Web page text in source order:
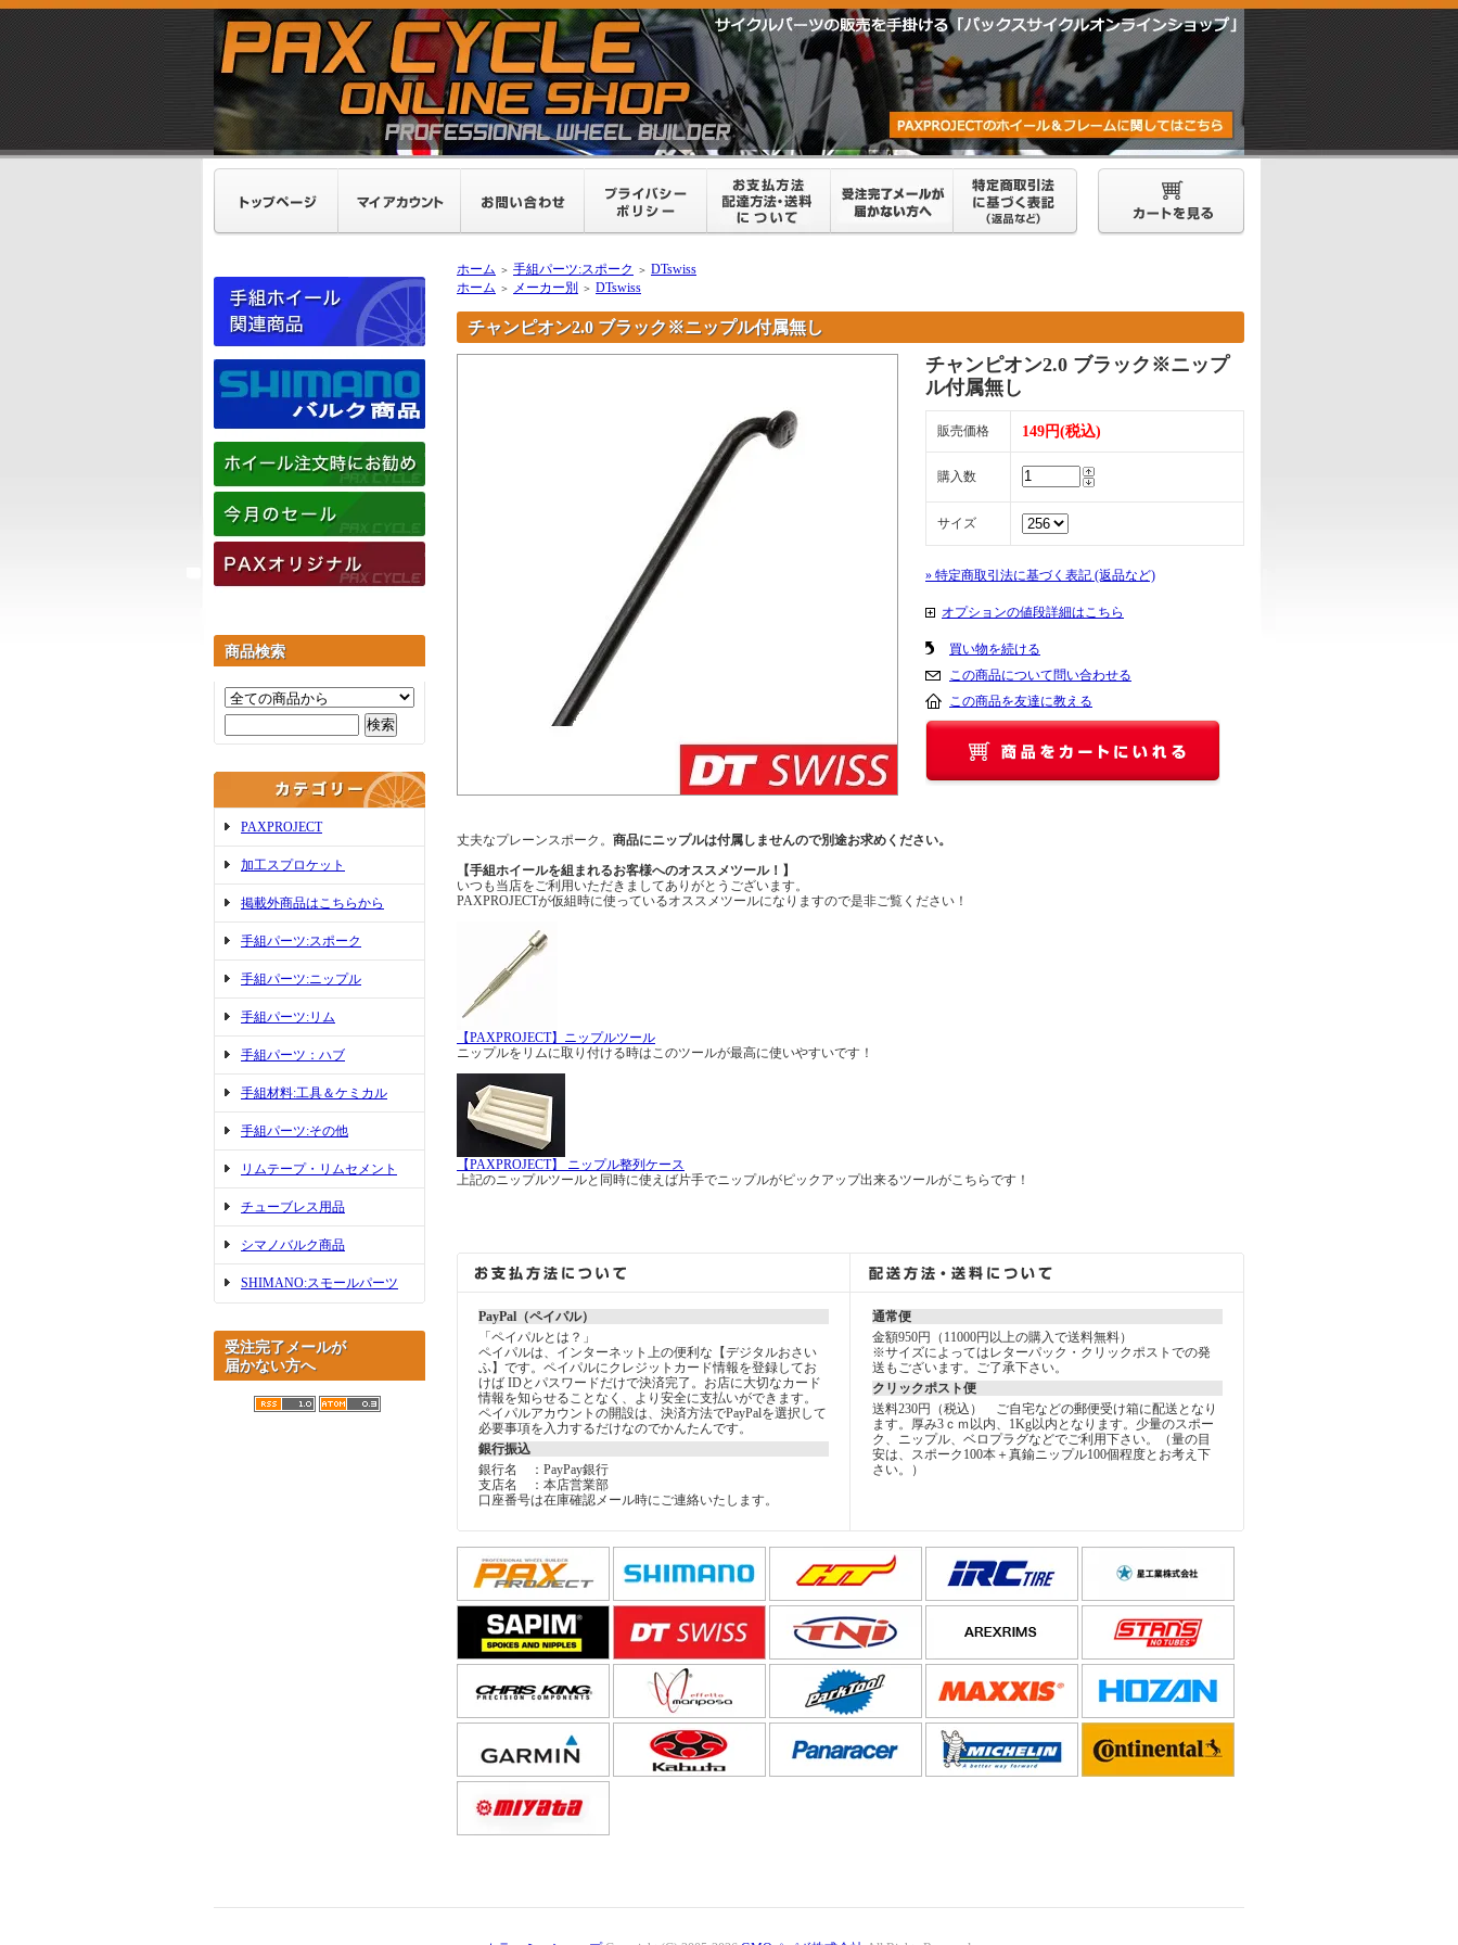
商品検索
PAXPROJECT
加工スプロケット
掲載外商品はこちらから
手組パーツ:スポーク
手組パーツ:ニップル
手組パーツ:リム
手組パーツ：ハブ
手組材料:工具＆ケミカル
手組パーツ:その他
リムテープ・リムセメント
チューブレス用品
シマノバルク商品
SHIMANO:スモールパーツ
受注完了メールが
届かない方へ
ホーム ＞ 手組パーツ:スポーク ＞ DTswiss
ホーム ＞ メーカー別 ＞ DTswiss
チャンピオン2.0 ブラック※ニップル付属無し
チャンピオン2.0 ブラック※ニップ
ル付属無し
販売価格 149円(税込)
購入数
サイズ
» 特定商取引法に基づく表記 (返品など)
オプションの値段詳細はこちら
買い物を続ける
この商品について問い合わせる
この商品を友達に教える
丈夫なプレーンスポーク。 商品にニップルは付属しませんので別途お求めください。
【手組ホイールを組まれるお客様へのオススメツール！】
いつも当店をご利用いただきましてありがとうございます。
PAXPROJECTが仮組時に使っているオススメツールになりますので是非ご覧ください！
【PAXPROJECT】ニップルツール
ニップルをリムに取り付ける時はこのツールが最高に使いやすいです！
【PAXPROJECT】 ニップル整列ケース
上記のニップルツールと同時に使えば片手でニップルがピックアップ出来るツールがこちらです！
PayPal（ペイパル）
「ペイパルとは？」
ペイパルは、インターネット上の便利な【デジタルおさい
ふ】です。ペイパルにクレジットカード情報を登録してお
けば IDとパスワードだけで決済完了。お店に大切なカード
情報を知らせることなく、より安全に支払いができます。
ペイパルアカウントの開設は、決済方法でPayPalを選択して
必要事項を入力するだけなのでかんたんです。
銀行振込
銀行名 ：PayPay銀行
支店名 ：本店営業部
口座番号は在庫確認メール時にご連絡いたします。
通常便
金額950円（11000円以上の購入で送料無料）
※サイズによってはレターパック・クリックポストでの発
送もございます。ご了承下さい。
クリックポスト便
送料230円（税込） ご自宅などの郵便受け箱に配送となり
ます。厚み3ｃｍ以内、1Kg以内となります。少量のスポー
ク、ニップル、ベロプラグなどでご利用下さい。（量の目
安は、スポーク100本＋真鍮ニップル100個程度とお考え下
さい。）